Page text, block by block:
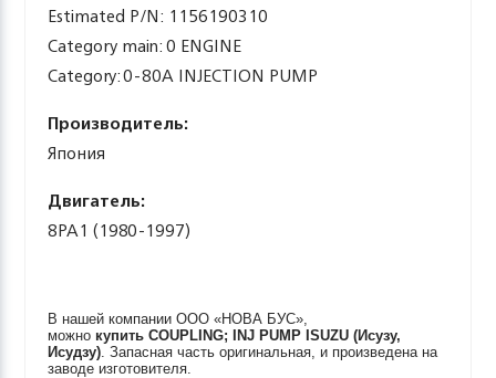
Estimated P/N: 1156190310
Category main: 0 ENGINE
Category: 0-80A INJECTION PUMP
Производитель:
Япония
Двигатель:
8PA1 (1980-1997)
В нашей компании ООО «НОВА БУС»,
можно купитьCOUPLING; INJ PUMP ISUZU (Исузу,
Исудзу). Запасная часть оригинальная, и произведена на
заводе изготовителя.